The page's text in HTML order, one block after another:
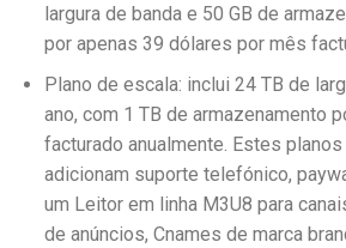
largura de banda e 50 GB de
por apenas 39 dólares por mês
Plano de escala: inclui 24 TB de
ano, com 1 TB de armazenamento
facturado anualmente. Estes
adicionam suporte telefónico,
um Leitor em linha M3U8 para
de anúncios, Cnames de marca